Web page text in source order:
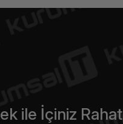
ile İçiniz Rahat